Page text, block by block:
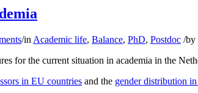
/in Academic life, Balance, PhD, Postdoc /by
for the current situation in academia in the
in EU countries and the gender distribution